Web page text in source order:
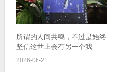
所谓的人间共鸣，不过是始终
坚信这世上会有另一个我
2026-06-21